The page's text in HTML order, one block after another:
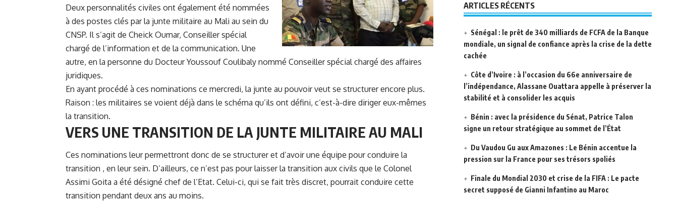
Deux personnalités civiles ont également été nommées
à des postes clés par la junte militaire au Mali au sein du
CNSP. Il s’agit de Cheick Oumar, Conseiller spécial
chargé de l’information et de la communication. Une
autre, en la personne du Docteur Youssouf Coulibaly nommé Conseiller spécial chargé des affaires
juridiques.
En ayant procédé à ces nominations ce mercredi, la junte au pouvoir veut se structurer encore plus.
Raison : les militaires se voient déjà dans le schéma qu’ils ont défini, c’est-à-dire diriger eux-mêmes
la transition.
VERS UNE TRANSITION DE LA JUNTE MILITAIRE AU MALI
Ces nominations leur permettront donc de se structurer et d’avoir une équipe pour conduire la
transition , en leur sein. D’ailleurs, ce n’est pas pour laisser la transition aux civils que le Colonel
Assimi Goita a été désigné chef de l’Etat. Celui-ci, qui se fait très discret, pourrait conduire cette
transition pendant deux ans au moins.
ARTICLES RÉCENTS
Sénégal : le prêt de 340 milliards de FCFA de la Banque
mondiale, un signal de confiance après la crise de la dette
cachée
Côte d’Ivoire : à l’occasion du 66e anniversaire de
l’indépendance, Alassane Ouattara appelle à préserver la
stabilité et à consolider les acquis
Bénin : avec la présidence du Sénat, Patrice Talon
signe un retour stratégique au sommet de l’État
Du Vaudou Gu aux Amazones : Le Bénin accentue la
pression sur la France pour ses trésors spoliés
Finale du Mondial 2030 et crise de la FIFA : Le pacte
secret supposé de Gianni Infantino au Maroc